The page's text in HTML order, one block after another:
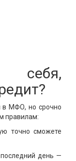
себя,
в МФО, но срочно
правилам:
точно сможете
день —